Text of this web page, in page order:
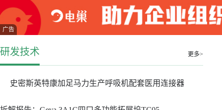
广告
研发技术 更多>
史密斯英特康加足马力生产呼吸机配套医用连接器